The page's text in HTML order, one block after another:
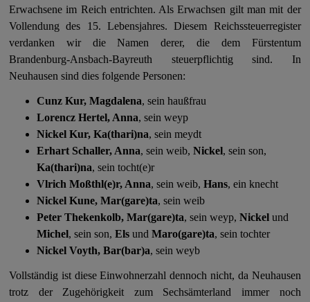
Erwachsene im Reich entrichten. Als Erwachsen gilt man mit der
Vollendung des 15. Lebensjahres. Diesem Reichssteuerregister
verdanken wir die Namen derer, die dem Fürstentum
Brandenburg-Ansbach-Bayreuth steuerpflichtig sind. In
Neuhausen sind dies folgende Personen:
Cunz Kur, Magdalena, sein haußfrau
Lorencz Hertel, Anna, sein weyp
Nickel Kur, Ka(thari)na, sein meydt
Erhart Schaller, Anna, sein weib, Nickel, sein son,
Ka(thari)na, sein tocht(e)r
Vlrich Moßthl(e)r, Anna, sein weib, Hans, ein knecht
Nickel Kune, Mar(gare)ta, sein weib
Peter Thekenkolb, Mar(gare)ta, sein weyp, Nickel und
Michel, sein son, Els und Maro(gare)ta, sein tochter
Nickel Voyth, Bar(bar)a, sein weyb
Vollständig ist diese Einwohnerzahl dennoch nicht, da Neuhausen
trotz der Zugehörigkeit zum Sechsämterland immer noch